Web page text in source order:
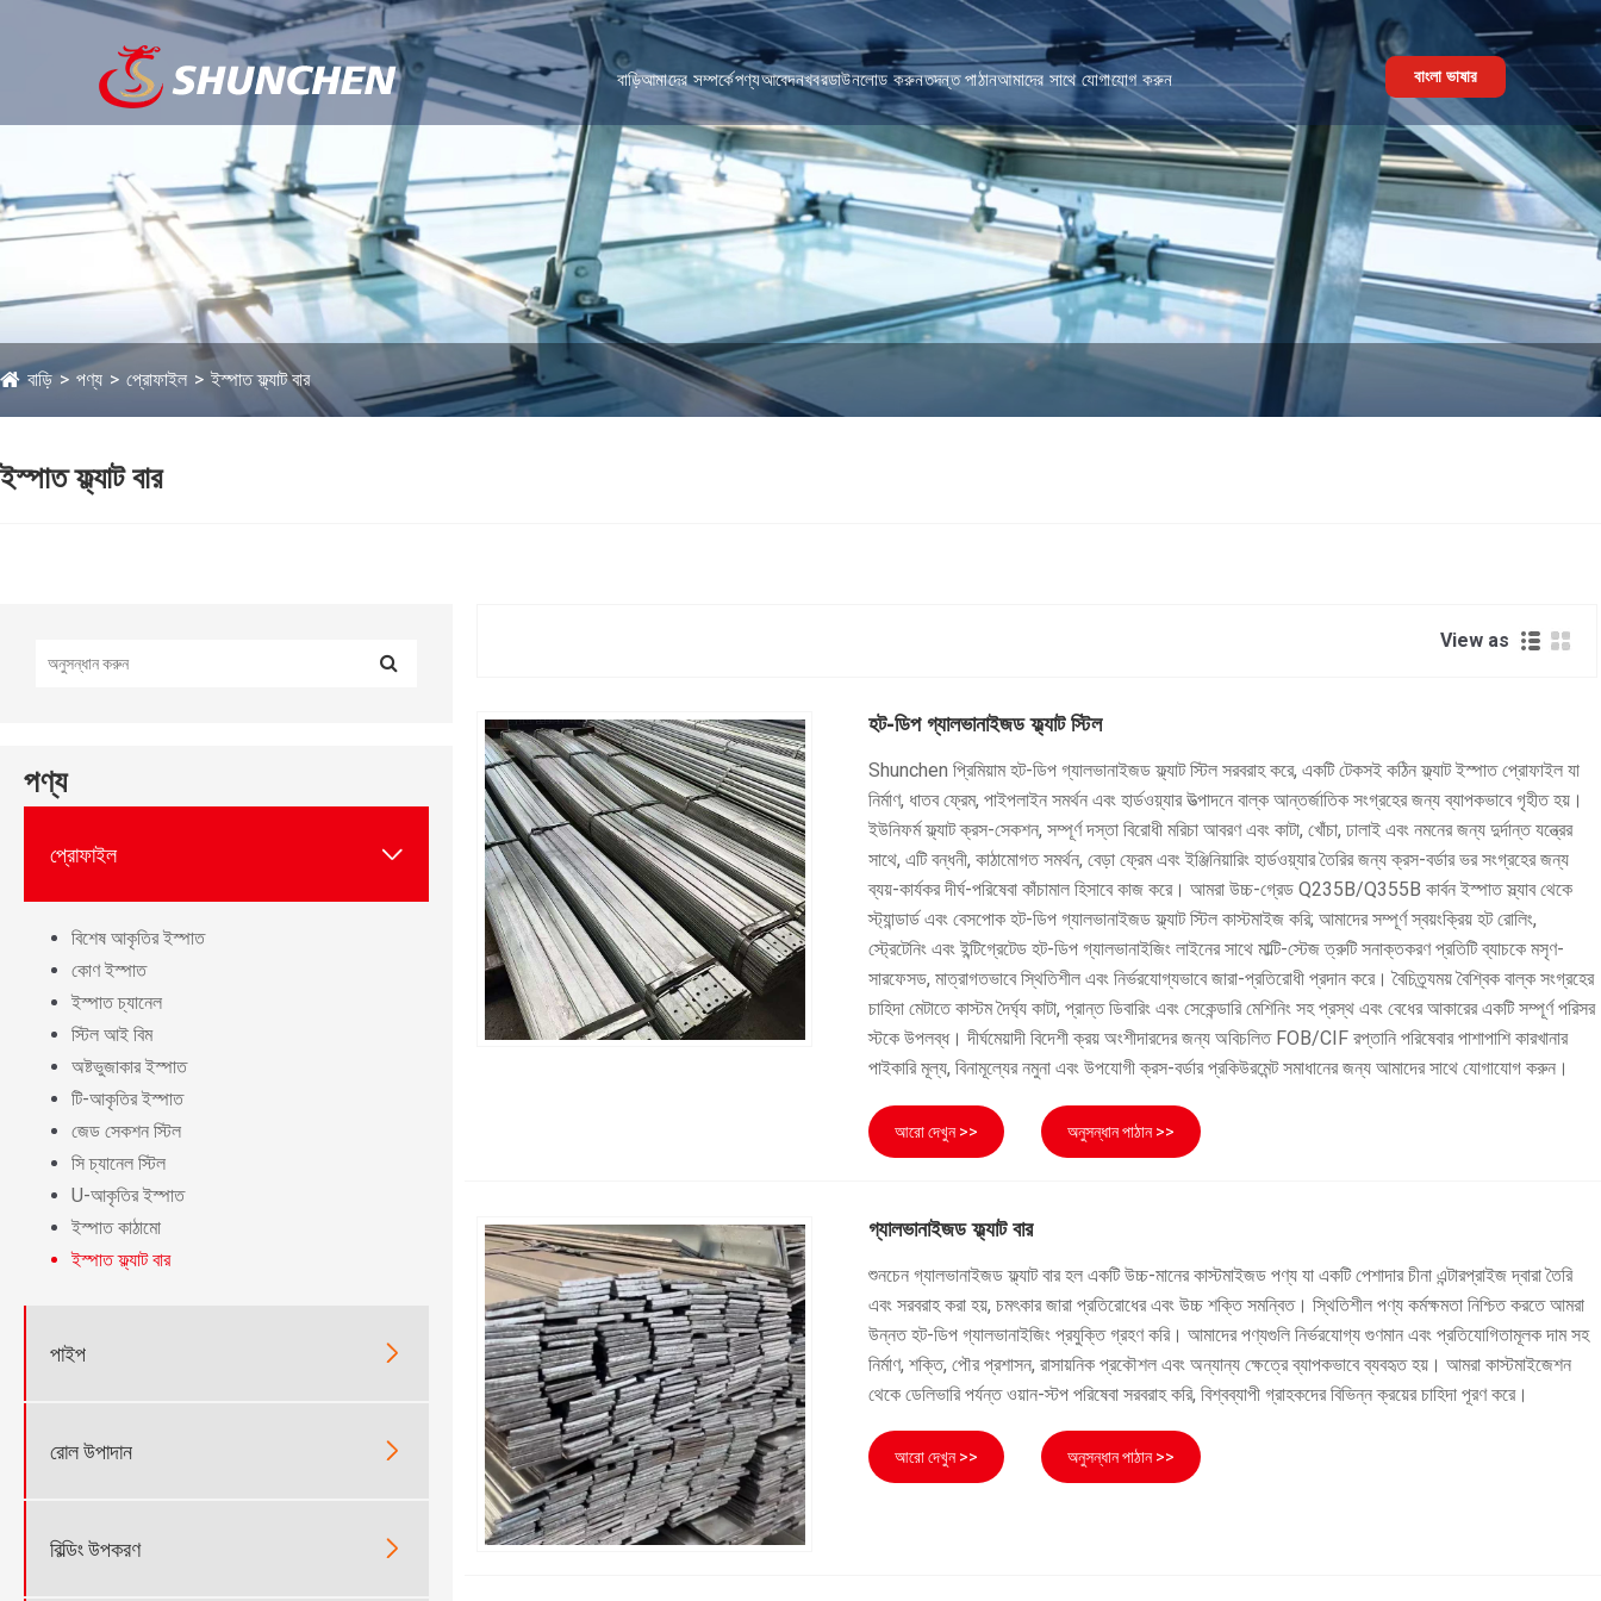
বাড়িআমাদের সম্পর্কেপণ্যআবেদনখবরডাউনলোড করুনতদন্ত পাঠানআমাদের সাথে যোগাযোগ করুন বাংলা ভাষার
বাড়ি পণ্য প্রোফাইল ইস্পাত ফ্ল্যাট বার
ইস্পাত ফ্ল্যাট বার
পণ্য
প্রোফাইল 
বিশেষ আকৃতির ইস্পাত
কোণ ইস্পাত
ইস্পাত চ্যানেল
স্টিল আই বিম
অষ্টভুজাকার ইস্পাত
টি-আকৃতির ইস্পাত
জেড সেকশন স্টিল
সি চ্যানেল স্টিল
U-আকৃতির ইস্পাত
ইস্পাত কাঠামো
ইস্পাত ফ্ল্যাট বার
পাইপ 
রোল উপাদান 
বিল্ডিং উপকরণ 
View as
হট-ডিপ গ্যালভানাইজড ফ্ল্যাট স্টিল
Shunchen প্রিমিয়াম হট-ডিপ গ্যালভানাইজড ফ্ল্যাট স্টিল সরবরাহ করে, একটি টেকসই কঠিন ফ্ল্যাট ইস্পাত প্রোফাইল যা
নির্মাণ, ধাতব ফ্রেম, পাইপলাইন সমর্থন এবং হার্ডওয়্যার উত্পাদনে বাল্ক আন্তর্জাতিক সংগ্রহের জন্য ব্যাপকভাবে গৃহীত হয়।
ইউনিফর্ম ফ্ল্যাট ক্রস-সেকশন, সম্পূর্ণ দস্তা বিরোধী মরিচা আবরণ এবং কাটা, খোঁচা, ঢালাই এবং নমনের জন্য দুর্দান্ত যন্ত্রের
সাথে, এটি বন্ধনী, কাঠামোগত সমর্থন, বেড়া ফ্রেম এবং ইঞ্জিনিয়ারিং হার্ডওয়্যার তৈরির জন্য ক্রস-বর্ডার ভর সংগ্রহের জন্য
ব্যয়-কার্যকর দীর্ঘ-পরিষেবা কাঁচামাল হিসাবে কাজ করে। আমরা উচ্চ-গ্রেড Q235B/Q355B কার্বন ইস্পাত স্ল্যাব থেকে
স্ট্যান্ডার্ড এবং বেসপোক হট-ডিপ গ্যালভানাইজড ফ্ল্যাট স্টিল কাস্টমাইজ করি; আমাদের সম্পূর্ণ স্বয়ংক্রিয় হট রোলিং,
স্ট্রেটেনিং এবং ইন্টিগ্রেটেড হট-ডিপ গ্যালভানাইজিং লাইনের সাথে মাল্টি-স্টেজ ত্রুটি সনাক্তকরণ প্রতিটি ব্যাচকে মসৃণ-
সারফেসড, মাত্রাগতভাবে স্থিতিশীল এবং নির্ভরযোগ্যভাবে জারা-প্রতিরোধী প্রদান করে। বৈচিত্র্যময় বৈশ্বিক বাল্ক সংগ্রহের
চাহিদা মেটাতে কাস্টম দৈর্ঘ্য কাটা, প্রান্ত ডিবারিং এবং সেকেন্ডারি মেশিনিং সহ প্রস্থ এবং বেধের আকারের একটি সম্পূর্ণ পরিসর
স্টকে উপলব্ধ। দীর্ঘমেয়াদী বিদেশী ক্রয় অংশীদারদের জন্য অবিচলিত FOB/CIF রপ্তানি পরিষেবার পাশাপাশি কারখানার
পাইকারি মূল্য, বিনামূল্যের নমুনা এবং উপযোগী ক্রস-বর্ডার প্রকিউরমেন্ট সমাধানের জন্য আমাদের সাথে যোগাযোগ করুন।
আরো দেখুন >> অনুসন্ধান পাঠান >>
গ্যালভানাইজড ফ্ল্যাট বার
শুনচেন গ্যালভানাইজড ফ্ল্যাট বার হল একটি উচ্চ-মানের কাস্টমাইজড পণ্য যা একটি পেশাদার চীনা এন্টারপ্রাইজ দ্বারা তৈরি
এবং সরবরাহ করা হয়, চমৎকার জারা প্রতিরোধের এবং উচ্চ শক্তি সমন্বিত। স্থিতিশীল পণ্য কর্মক্ষমতা নিশ্চিত করতে আমরা
উন্নত হট-ডিপ গ্যালভানাইজিং প্রযুক্তি গ্রহণ করি। আমাদের পণ্যগুলি নির্ভরযোগ্য গুণমান এবং প্রতিযোগিতামূলক দাম সহ
নির্মাণ, শক্তি, পৌর প্রশাসন, রাসায়নিক প্রকৌশল এবং অন্যান্য ক্ষেত্রে ব্যাপকভাবে ব্যবহৃত হয়। আমরা কাস্টমাইজেশন
থেকে ডেলিভারি পর্যন্ত ওয়ান-স্টপ পরিষেবা সরবরাহ করি, বিশ্বব্যাপী গ্রাহকদের বিভিন্ন ক্রয়ের চাহিদা পূরণ করে।
আরো দেখুন >> অনুসন্ধান পাঠান >>